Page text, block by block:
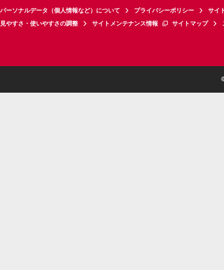
パーソナルデータ（個人情報など）について プライバシーポリシー
サイ
見やすさ・使いやすさの調整
サイトメンテナンス情報 サイトマップ